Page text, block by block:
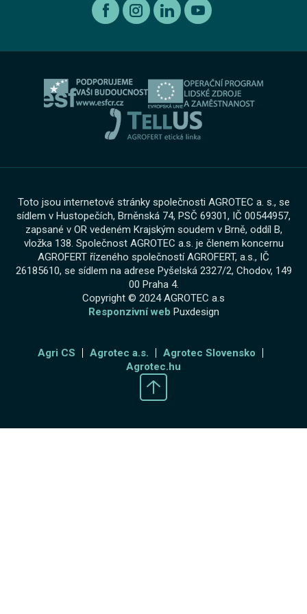
Ojeté vozy
Autorizovaný servis Volkswagen Užitkové vozy
Servis AGROTEC Group
Zimní servisní akce
O nás
Etický kodex koncernu AGROFERT
Cookies
Toto jsou internetové stránky společnosti AGROTEC a. s., se
sídlem v Hustopečích, Brněnská 74, PSČ 69301, IČ 00544957,
zapsané v OR vedeném Krajským soudem v Brně, oddíl B,
vložka 138. Společnost AGROTEC a.s. je členem koncernu
AGROFERT řízeného společností AGROFERT, a.s., IČ
26185610, se sídlem na adrese Pyšelská 2327/2, Chodov, 149
00 Praha 4.
Copyright © 2024 AGROTEC a.s
Responzivní web Puxdesign
Agri CS Agrotec a.s.
Agrotec Slovensko
Agrotec.hu